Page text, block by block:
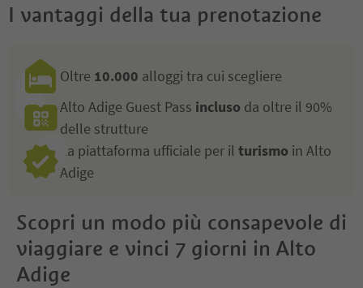
I vantaggi della tua prenotazione
Oltre 10.000 alloggi tra cui scegliere
Alto Adige Guest Pass incluso da oltre il 90%
delle strutture
La piattaforma ufficiale per il turismo in Alto
Adige
Scopri un modo più consapevole di
viaggiare e vinci 7 giorni in Alto
Adige